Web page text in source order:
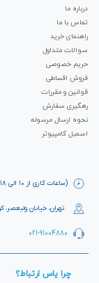
(ساعات کاری از ۱۰ الی ۱۸ و پنجشنبه تا ۱۴) بجز روزهای تعطیل
تهران، خیابان ولیعصر، کوچه ولدی، پلاک ۴۸،
021-91004880
درباره ما
تماس با ما
راهنمای خرید
سوالات متداول
حریم خصوصی
فروش اقساطی
قوانین و مقررات
رهگیری سفارش
نحوه ارسال مرسوله
اسمبل کامپیوتر
چرا یاس ارتباط؟